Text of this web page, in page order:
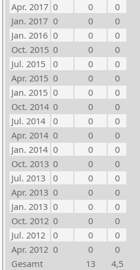
Apr. 2017 0 0
0
Jan. 2017 0 0
0
Jan. 2016 0 0
0
Oct. 2015 0 0
0
Jul. 2015
0 0
0
Apr. 2015 0 0
0
Jan. 2015 0 0
0
Oct. 2014 0 0
0
Jul. 2014
0 0
0
Apr. 2014 0 0
0
Jan. 2014 0 0
0
Oct. 2013 0 0
0
Jul. 2013
0 0
0
Apr. 2013 0 0
0
Jan. 2013 0 0
0
Oct. 2012 0 0
0
Jul. 2012
0 0
0
Apr. 2012 0 0
0
Gesamt
13 4,5